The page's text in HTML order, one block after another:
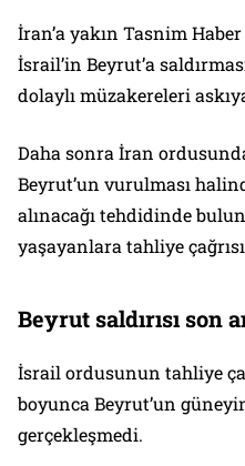
İran’a yakın Tasnim Haber
İsrail’in Beyrut’a
dolaylı müzakereleri
Daha sonra İran
Beyrut’un vurulması
alınacağı tehdidinde
yaşayanlara tahliye çağrısı
Beyrut saldırısı son
İsrail ordusunun tahliye
boyunca Beyrut’un
gerçekleşmedi.